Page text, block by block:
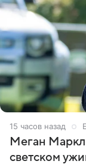
15 часов назад
Меган Маркл
светском